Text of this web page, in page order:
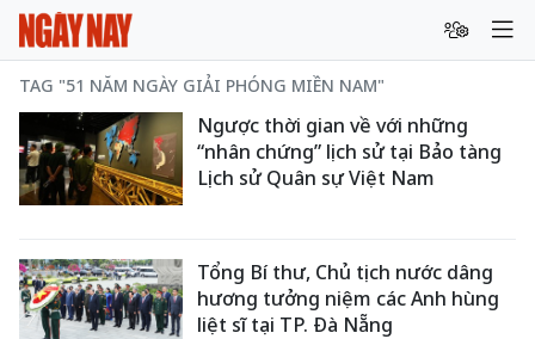
TAG "51 NĂM NGÀY GIẢI PHÓNG MIỀN NAM"
Ngược thời gian về với những
“nhân chứng” lịch sử tại Bảo tàng
Lịch sử Quân sự Việt Nam
Tổng Bí thư, Chủ tịch nước dâng
hương tưởng niệm các Anh hùng
liệt sĩ tại TP. Đà Nẵng